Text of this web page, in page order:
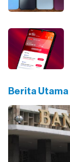
Berita Utama